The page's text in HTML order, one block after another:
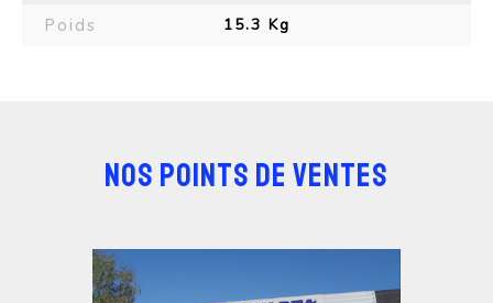
Poids 15.3 Kg
NOS POINTS DE VENTES